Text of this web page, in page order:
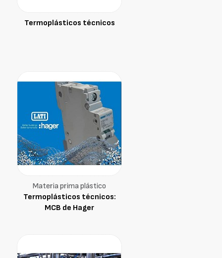
Termoplásticos técnicos
Materia prima plástico
Termoplásticos técnicos:
MCB de Hager